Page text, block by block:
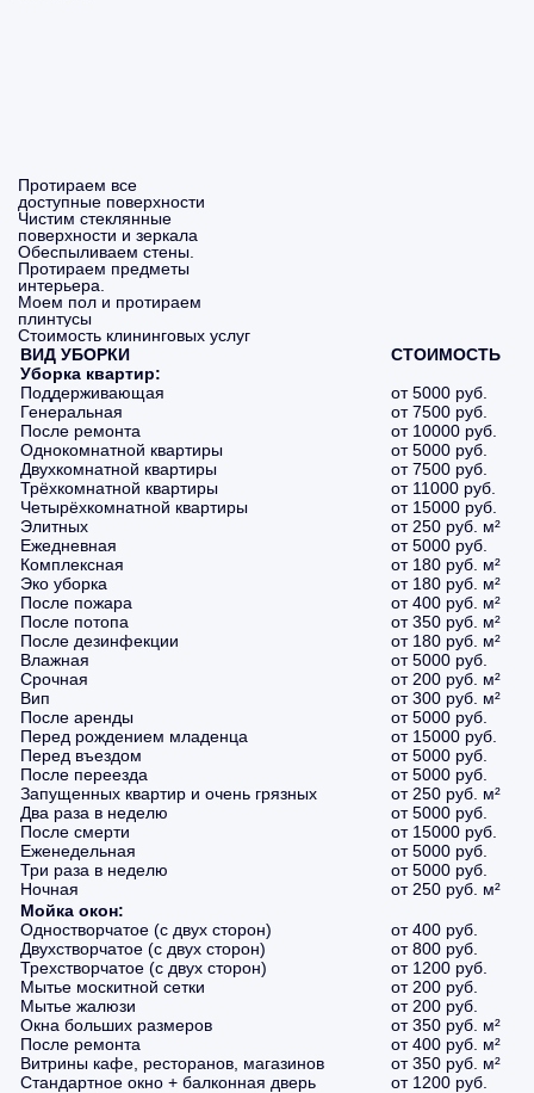
Протираем все
доступные поверхности
Чистим стеклянные
поверхности и зеркала
Обеспыливаем стены.
Протираем предметы
интерьера.
Моем пол и протираем
плинтусы
Стоимость клининговых услуг
ВИД УБОРКИ
СТОИМОСТЬ
Уборка квартир:
Поддерживающая
от 5000 руб.
Генеральная
от 7500 руб.
После ремонта
от 10000 руб.
Однокомнатной квартиры
от 5000 руб.
Двухкомнатной квартиры
от 7500 руб.
Трёхкомнатной квартиры
от 11000 руб.
Четырёхкомнатной квартиры
от 15000 руб.
Элитных
от 250 руб. м²
Ежедневная
от 5000 руб.
Комплексная
от 180 руб. м²
Эко уборка
от 180 руб. м²
После пожара
от 400 руб. м²
После потопа
от 350 руб. м²
После дезинфекции
от 180 руб. м²
Влажная
от 5000 руб.
Срочная
от 200 руб. м²
Вип
от 300 руб. м²
После аренды
от 5000 руб.
Перед рождением младенца
от 15000 руб.
Перед въездом
от 5000 руб.
После переезда
от 5000 руб.
Запущенных квартир и очень грязных
от 250 руб. м²
Два раза в неделю
от 5000 руб.
После смерти
от 15000 руб.
Еженедельная
от 5000 руб.
Три раза в неделю
от 5000 руб.
Ночная
от 250 руб. м²
Мойка окон:
Одностворчатое (с двух сторон)
от 400 руб.
Двухстворчатое (с двух сторон)
от 800 руб.
Трехстворчатое (с двух сторон)
от 1200 руб.
Мытье москитной сетки
от 200 руб.
Мытье жалюзи
от 200 руб.
Окна больших размеров
от 350 руб. м²
После ремонта
от 400 руб. м²
Витрины кафе, ресторанов, магазинов
от 350 руб. м²
Стандартное окно + балконная дверь
от 1200 руб.